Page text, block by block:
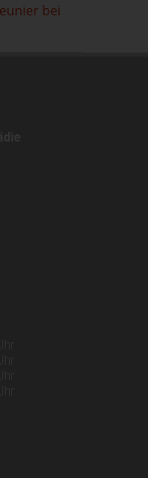
bei